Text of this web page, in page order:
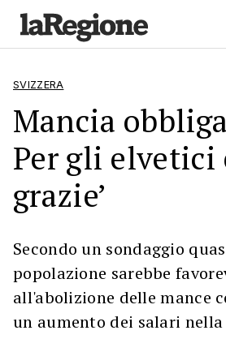
SVIZZERA
Mancia
Per gli elvetici
grazie’
Secondo un sondaggio
popolazione sarebbe
all'abolizione delle mance
un aumento dei salari